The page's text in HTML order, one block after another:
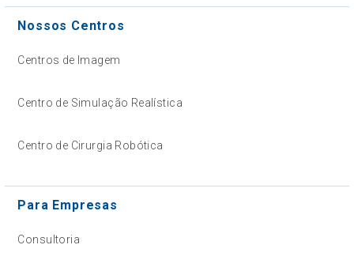
Nossos Centros
Centros de Imagem
Centro de Simulação Realística
Centro de Cirurgia Robótica
Para Empresas
Consultoria